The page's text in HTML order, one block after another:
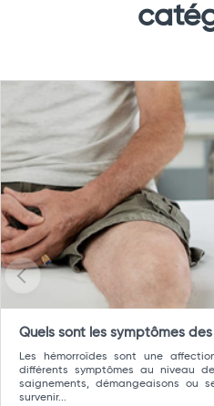
Quels sont les symptômes
Les hémorroïdes sont une
différents symptômes au niveau
saignements, démangeaisons ou
survenir...